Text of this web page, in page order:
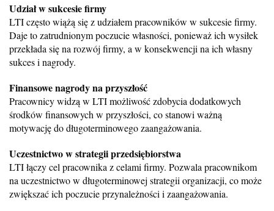
Udział w sukcesie firmy
LTI często wiążą się z udziałem pracowników w sukcesie firmy.
Daje to zatrudnionym poczucie własności, ponieważ ich wysiłek
przekłada się na rozwój firmy, a w konsekwencji na ich własny
sukces i nagrody.
Finansowe nagrody na przyszłość
Pracownicy widzą w LTI możliwość zdobycia dodatkowych
środków finansowych w przyszłości, co stanowi ważną
motywację do długoterminowego zaangażowania.
Uczestnictwo w strategii przedsiębiorstwa
LTI łączy cel pracownika z celami firmy. Pozwala pracownikom
na uczestnictwo w długoterminowej strategii organizacji, co może
zwiększać ich poczucie przynależności i zaangażowania.